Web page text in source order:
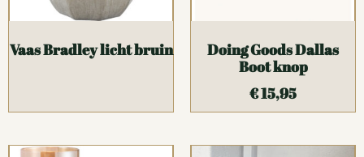
Vaas Bradley licht bruin
Doing Goods Dallas
Boot knop
€15,95